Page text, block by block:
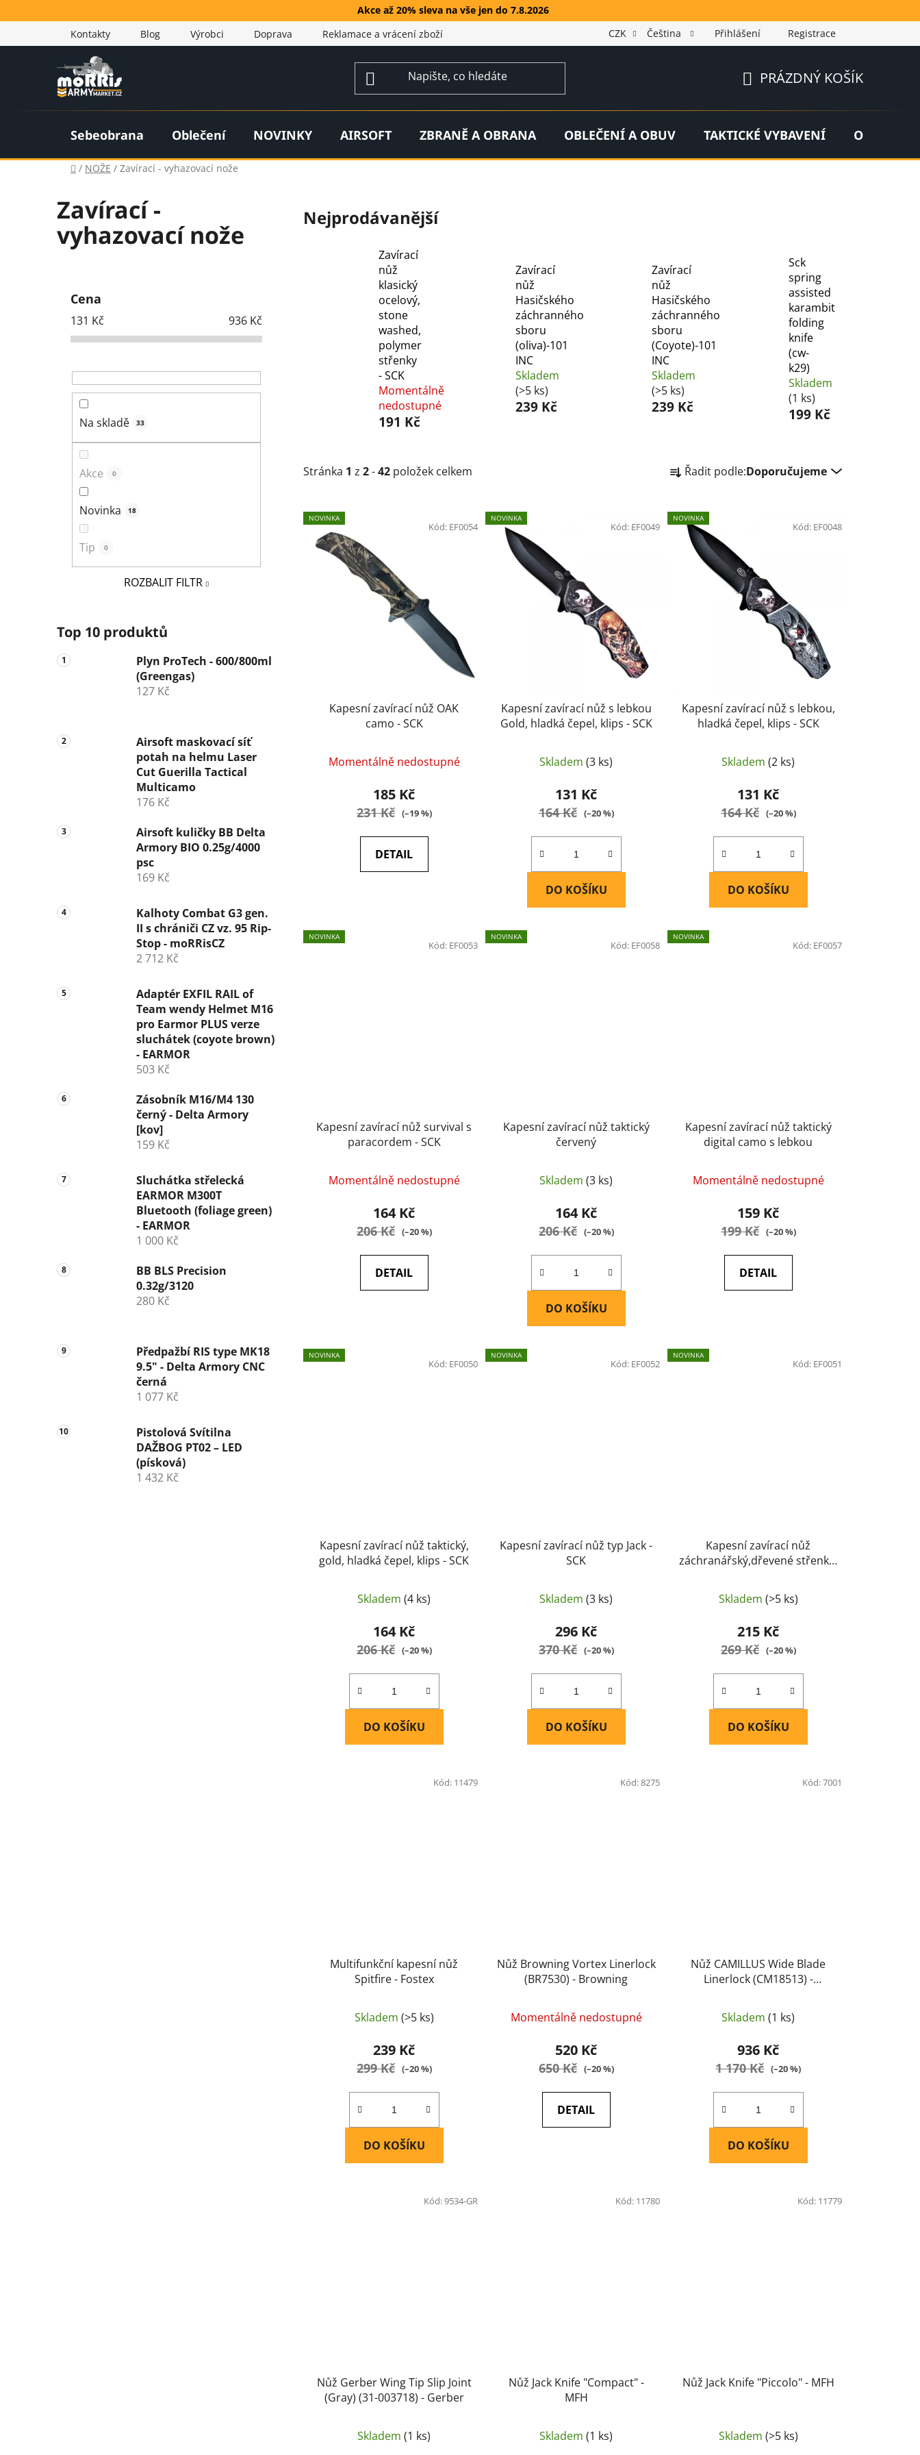
na
Akce až 20% sleva na vše jen do 7.8.2026
Kontakty
Blog Výrobci Doprava Reklamace a vrácení zboží CZK Čeština Přihlášení Registrace
KOŠÍK
PRÁZDNÝ KOŠÍK
Sebeobrana Oblečení NOVINKY AIRSOFT ZBRANĚ A OBRANA OBLEČENÍ A OBUV TAKTICKÉ VYBAVENÍ OUTDOOR
Domů
/ NOŽE / Zavírací - vyhazovací nože
Zavírací -
vyhazovací nože
Cena
131 Kč 936 Kč
Na skladě 33
Akce 0
Novinka 18
Tip 0
ROZBALIT FILTR
Top 10 produktů
Plyn ProTech - 600/800ml
(Greengas)
127 Kč
Airsoft maskovací síť
potah na helmu Laser
Cut Guerilla Tactical
Multicamo
176 Kč
Airsoft kuličky BB Delta
Armory BIO 0.25g/4000
psc
169 Kč
Kalhoty Combat G3 gen.
II s chrániči CZ vz. 95 Rip-
Stop - moRRisCZ
2 712 Kč
Adaptér EXFIL RAIL of
Team wendy Helmet M16
pro Earmor PLUS verze
sluchátek (coyote brown)
- EARMOR
503 Kč
Zásobník M16/M4 130
černý - Delta Armory
[kov]
159 Kč
Sluchátka střelecká
EARMOR M300T
Bluetooth (foliage green)
- EARMOR
1 000 Kč
BB BLS Precision
0.32g/3120
280 Kč
Předpažbí RIS type MK18
9.5" - Delta Armory CNC
černá
1 077 Kč
Pistolová Svítilna
DAŽBOG PT02 – LED
(písková)
1 432 Kč
Nejprodávanější
Zavírací
nůž
klasický
ocelový,
stone
washed,
polymer
střenky
- SCK
Momentálně
nedostupné
191 Kč
Zavírací
nůž
Hasičského
záchranného
sboru
(oliva)-101
INC
Skladem
(>5 ks)
239 Kč
Zavírací
nůž
Hasičského
záchranného
sboru
(Coyote)-101
INC
Skladem
(>5 ks)
239 Kč
Sck
spring
assisted
karambit
folding
knife
(cw-
k29)
Skladem
(1 ks)
199 Kč
Stránka 1 z 2-42 položek celkem a
e
n
Řadit podle:Doporučujeme
V
ý
NOVINKA
Kapesní zavírací nůž OAK
camo - SCK
Momentálně nedostupné
185 Kč
231 Kč (–19 %)
DETAIL
Kód: EF0054
NOVINKA
Kapesní zavírací nůž s lebkou
Gold, hladká čepel, klips - SCK
Skladem(3 ks)
131 Kč
164 Kč (–20 %)
DO KOŠÍKU
Kód: EF0049
NOVINKA
Kapesní zavírací nůž s lebkou,
hladká čepel, klips - SCK
Skladem(2 ks)
131 Kč
164 Kč (–20 %)
DO KOŠÍKU
Kód: EF0048
NOVINKA
Kapesní zavírací nůž survival s
paracordem - SCK
Momentálně nedostupné
164 Kč
206 Kč (–20 %)
DETAIL
Kód: EF0053
NOVINKA
Kapesní zavírací nůž taktický
červený
Skladem(3 ks)
164 Kč
206 Kč (–20 %)
DO KOŠÍKU
Kód: EF0058
NOVINKA
Kapesní zavírací nůž taktický
digital camo s lebkou
Momentálně nedostupné
159 Kč
199 Kč (–20 %)
DETAIL
Kód: EF0057
NOVINKA
Kapesní zavírací nůž taktický,
gold, hladká čepel, klips - SCK
Skladem(4 ks)
164 Kč
206 Kč (–20 %)
DO KOŠÍKU
Kód: EF0050
NOVINKA
Kapesní zavírací nůž typ Jack -
SCK
Skladem(3 ks)
296 Kč
370 Kč (–20 %)
DO KOŠÍKU
Kód: EF0052
NOVINKA
Kapesní zavírací nůž
záchranářský,dřevené střenky,
Skladem (>5 ks)
215 Kč
269 Kč (–20 %)
DO KOŠÍKU
Kód: EF0051
Multifunkční kapesní nůž
Spitfire - Fostex
Skladem (>5 ks)
239 Kč
299 Kč (–20 %)
DO KOŠÍKU
Kód: 11479
Nůž Browning Vortex Linerlock
(BR7530) - Browning
Momentálně nedostupné
520 Kč
650 Kč (–20 %)
DETAIL
Kód:8275
Nůž CAMILLUS Wide Blade
Linerlock (CM18513) -
Skladem(1 ks)
936 Kč
1 170 Kč (–20 %)
DO KOŠÍKU
Kód:7001
Nůž Gerber Wing Tip Slip Joint
(Gray) (31-003718) - Gerber
Skladem(1 ks)
Kód:9534-GR
Nůž Jack Knife "Compact" -
MFH
Skladem(1 ks)
Kód: 11780
Nůž Jack Knife "Piccolo" - MFH
Skladem (>5 ks)
Kód: 11779